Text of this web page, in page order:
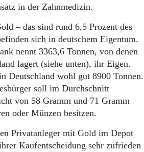
in der Zahnmedizin.
– das sind rund 6,5 Prozent des
sich in deutschem Eigentum.
nennt 3363,6 Tonnen, von denen
lagert (siehe unten), ihr Eigen.
Deutschland wohl gut 8900 Tonnen.
soll im Durchschnitt
von 58 Gramm und 71 Gramm
oder Münzen besitzen.
Privatanleger mit Gold im Depot
Kaufentscheidung sehr zufrieden